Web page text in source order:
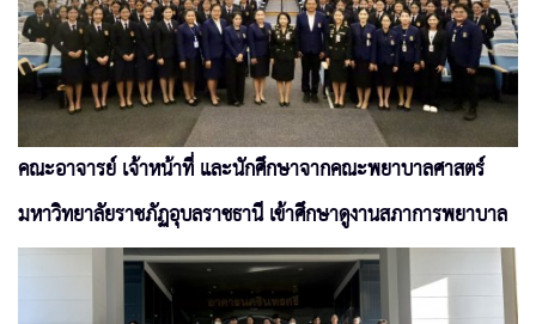
คณะอาจารย์ เจ้าหน้าที่ และนักศึกษาจากคณะพยาบาลศาสตร์
มหาวิทยาลัยราชภัฏอุบลราชธานี เข้าศึกษาดูงานสภาการพยาบาล